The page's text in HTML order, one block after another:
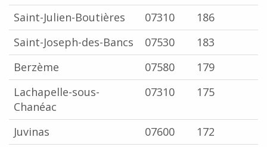
Saint-Julien-Boutières
07310
186
Saint-Joseph-des-Bancs
07530
183
Berzème
07580
179
Lachapelle-sous-
Chanéac
07310 175
Juvinas 07600
172